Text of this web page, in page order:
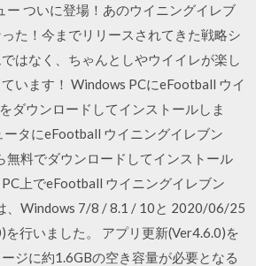
ー ついに登場！あのウイニングイレブ
た！今までリリースされてきた戦略シ
はなく、ちゃんとしやウイイレが楽し
います！ Windows PCにeFootball ウイ
ダウンロードしてインストールしま
タにeFootball ウイニングイレブン
無料でダウンロードしてインストール
上でeFootball ウイニングイレブン
、Windows 7/8 / 8.1 / 10と 2020/06/25
を行いました。 アプリ更新(Ver4.6.0)を
ジに約1.6GBの空き容量が必要となる